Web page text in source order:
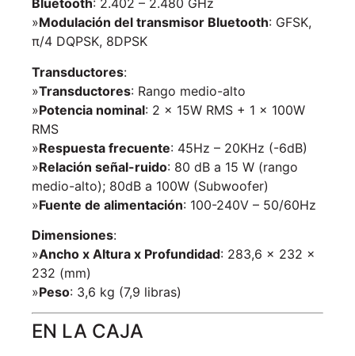
Bluetooth: 2.402 – 2.480 GHz
»Modulación del transmisor Bluetooth: GFSK,
π/4 DQPSK, 8DPSK
Transductores:
»Transductores: Rango medio-alto
»Potencia nominal: 2 x 15W RMS + 1 x 100W
RMS
»Respuesta frecuente: 45Hz – 20KHz (-6dB)
»Relación señal-ruido: 80 dB a 15 W (rango
medio-alto); 80dB a 100W (Subwoofer)
»Fuente de alimentación: 100-240V – 50/60Hz
Dimensiones:
»Ancho x Altura x Profundidad: 283,6 x 232 x
232 (mm)
»Peso: 3,6 kg (7,9 libras)
EN LA CAJA